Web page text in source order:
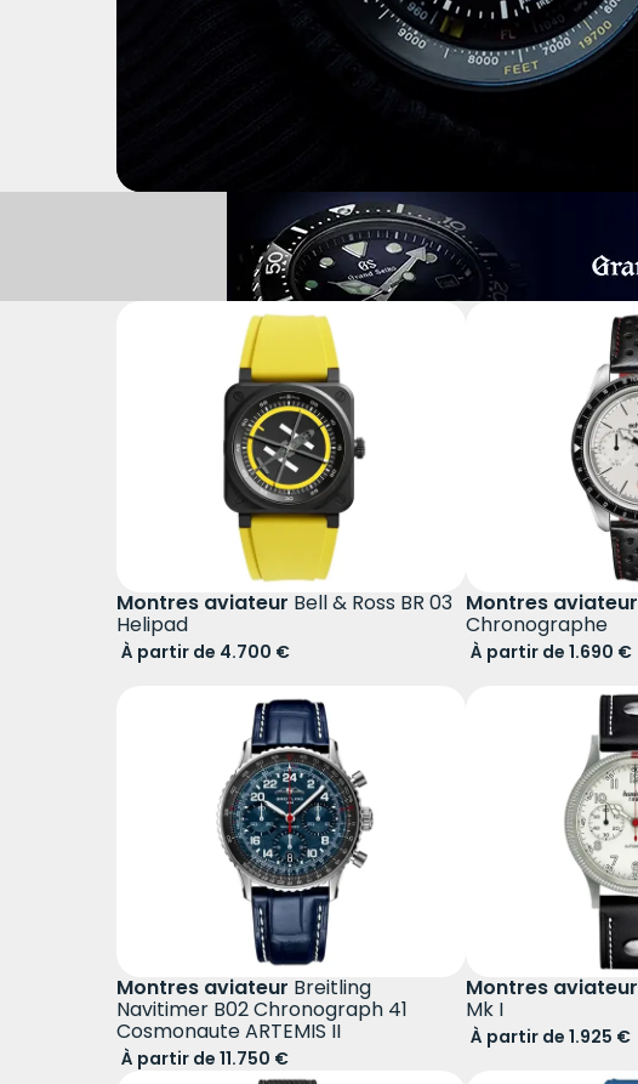
Alltimètre mécanique au poignet
ORIS PROPILOT ALTIMETER
Montres aviateur Bell & Ross BR 03
Helipad
À partir de 4.700 €
Montres aviateur
Chronographe
À partir de 1.690 €
Montres aviateur Breitling
Navitimer B02 Chronograph 41
Cosmonaute ARTEMIS II
À partir de 11.750 €
Montres aviateur
Mk I
À partir de 1.925 €